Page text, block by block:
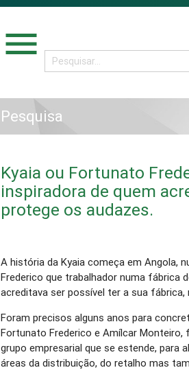
menu
Pesquisa
Kyaia ou Fortunato
inspiradora de quem
protege os audazes.
A história da Kyaia começa em Angola,
Frederico que trabalhador numa fábrica
acreditava ser possível ter a sua
Foram precisos alguns anos para
Fortunato Frederico e Amílcar Monteiro,
grupo empresarial que se estende, para
áreas da distribuição, do retalho mas